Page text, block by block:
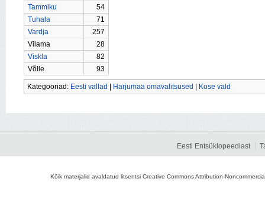
Tammiku
54
Tuhala
71
Vardja
257
Vilama
28
Viskla
82
Võlle
93
Kategooriad: Eesti vallad Harjumaa omavalitsused Kose vald
Eesti Entsüklopeediast
Kõik materjalid avaldatud litsentsi Creative Commons Attribution-